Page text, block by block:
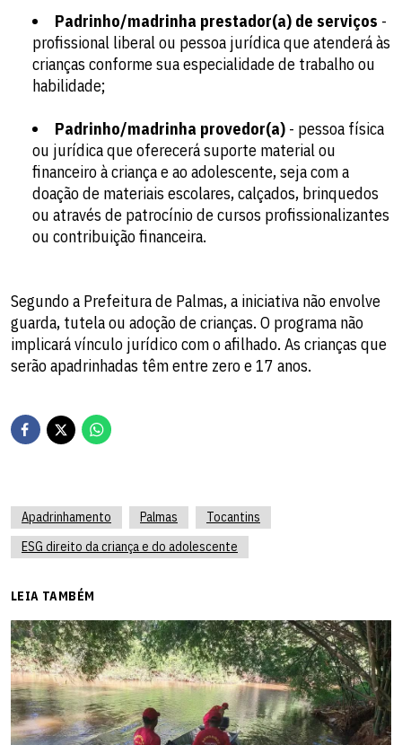
Padrinho/madrinha prestador(a) de serviços -
profissional liberal ou pessoa jurídica que atenderá às
crianças conforme sua especialidade de trabalho ou
habilidade;
Padrinho/madrinha provedor(a) - pessoa física
ou jurídica que oferecerá suporte material ou
financeiro à criança e ao adolescente, seja com a
doação de materiais escolares, calçados, brinquedos
ou através de patrocínio de cursos profissionalizantes
ou contribuição financeira.
Segundo a Prefeitura de Palmas, a iniciativa não envolve
guarda, tutela ou adoção de crianças. O programa não
implicará vínculo jurídico com o afilhado. As crianças que
serão apadrinhadas têm entre zero e 17 anos.
Apadrinhamento Palmas
Tocantins
ESG direito da criança e do adolescente
LEIA TAMBÉM